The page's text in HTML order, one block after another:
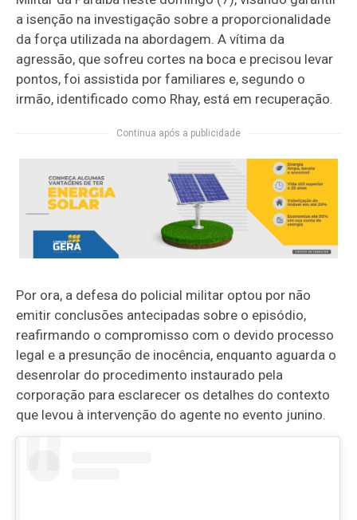
a isenção na investigação sobre a proporcionalidade
da força utilizada na abordagem. A vítima da
agressão, que sofreu cortes na boca e precisou levar
pontos, foi assistida por familiares e, segundo o
irmão, identificado como Rhay, está em recuperação.
Continua após a publicidade
Por ora, a defesa do policial militar optou por não
emitir conclusões antecipadas sobre o episódio,
reafirmando o compromisso com o devido processo
legal e a presunção de inocência, enquanto aguarda o
desenrolar do procedimento instaurado pela
corporação para esclarecer os detalhes do contexto
que levou à intervenção do agente no evento junino.